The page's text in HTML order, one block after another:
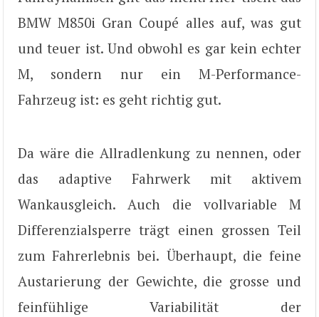
BMW M850i Gran Coupé alles auf, was gut
und teuer ist. Und obwohl es gar kein echter
M, sondern nur ein M-Performance-
Fahrzeug ist: es geht richtig gut.
Da wäre die Allradlenkung zu nennen, oder
das adaptive Fahrwerk mit aktivem
Wankausgleich. Auch die vollvariable M
Differenzialsperre trägt einen grossen Teil
zum Fahrerlebnis bei. Überhaupt, die feine
Austarierung der Gewichte, die grosse und
feinfühlige Variabilität der